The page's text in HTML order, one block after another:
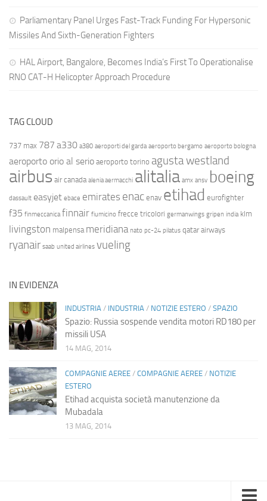
Parliamentary Panel Urges Fast-Track Funding For Hypersonic
Missiles And Sixth-Generation Fighters
HAL Airport, Bangalore, Becomes India’s First To Operationalise
RNO CAT-H Helicopter Approach Procedure
TAG CLOUD
737 max 787 a330 a380 aeroporti del garda aeroporto bergamo aeroporto bologna
aeroporto orio al serio aeroporto torino agusta westland
airbus air canada alenia aermacchi alitalia amx ansv boeing
dassault easyjet ebace emirates enac enav etihad eurofighter
f35 finmeccanica finnair fiumicino frecce tricolori germanwings gripen india klm
livingston malpensa meridiana nato pc-24 pilatus qatar airways
ryanair saab united airlines vueling
IN EVIDENZA
INDUSTRIA / INDUSTRIA / NOTIZIE ESTERO / SPAZIO
Spazio: Russia sospende vendita motori RD180 per
missili USA
14 MAG, 2014
COMPAGNIE AEREE / COMPAGNIE AEREE / NOTIZIE
ESTERO
Etihad acquista società manutenzione da
Mubadala
13 MAG, 2014